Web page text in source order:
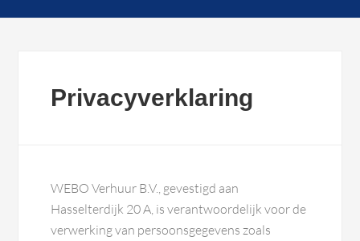
Privacyverklaring
WEBO Verhuur B.V., gevestigd aan
Hasselterdijk 20 A, is verantwoordelijk voor de
verwerking van persoonsgegevens zoals